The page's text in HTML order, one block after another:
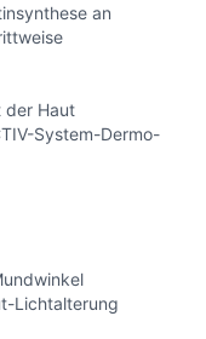
an
der Haut
System-Dermo-
Lichtalterung